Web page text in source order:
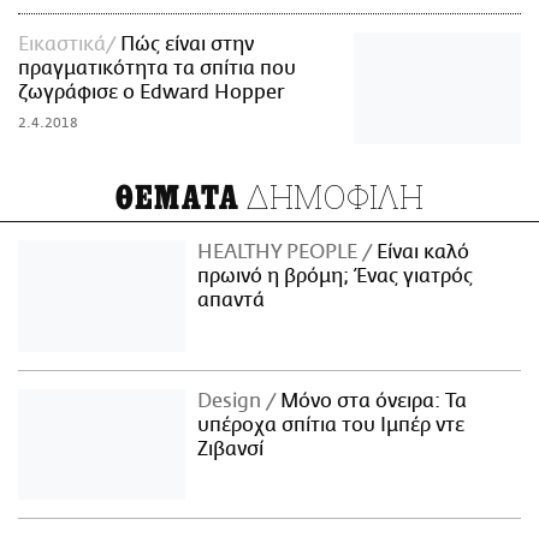
Εικαστικά
Πώς είναι στην
πραγματικότητα τα σπίτια που
ζωγράφισε ο Edward Hopper
2.4.2018
ΘΕΜΑΤΑ ΔΗΜΟΦΙΛΗ
HEALTHY PEOPLE
Είναι καλό
πρωινό η βρόμη; Ένας γιατρός
απαντά
Design
Μόνο στα όνειρα: Τα
υπέροχα σπίτια του Ιμπέρ ντε
Ζιβανσί